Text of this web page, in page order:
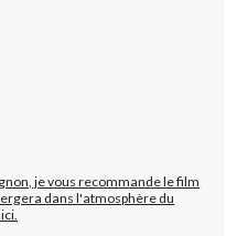
je vous recommande le film
dans l'atmosphère du